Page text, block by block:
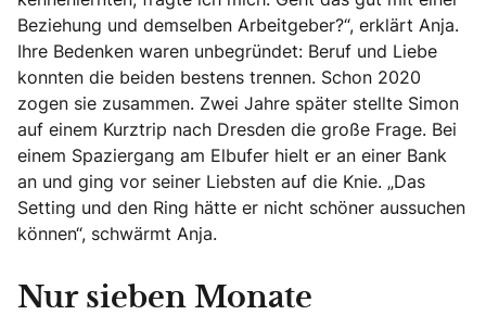
Beziehung und demselben Arbeitgeber?“, erklärt Anja.
Ihre Bedenken waren unbegründet: Beruf und Liebe
konnten die beiden bestens trennen. Schon 2020
zogen sie zusammen. Zwei Jahre später stellte Simon
auf einem Kurztrip nach Dresden die große Frage. Bei
einem Spaziergang am Elbufer hielt er an einer Bank
an und ging vor seiner Liebsten auf die Knie. „Das
Setting und den Ring hätte er nicht schöner aussuchen
können“, schwärmt Anja.
Nur sieben Monate